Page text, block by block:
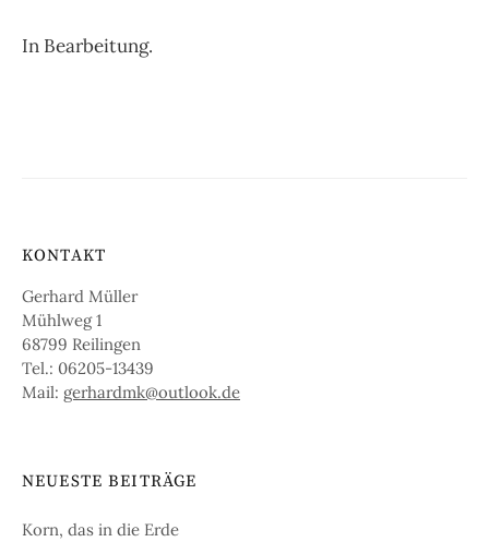
In Bearbeitung.
KONTAKT
Gerhard Müller
Mühlweg 1
68799 Reilingen
Tel.: 06205-13439
Mail: gerhardmk@outlook.de
NEUESTE BEITRÄGE
Korn, das in die Erde